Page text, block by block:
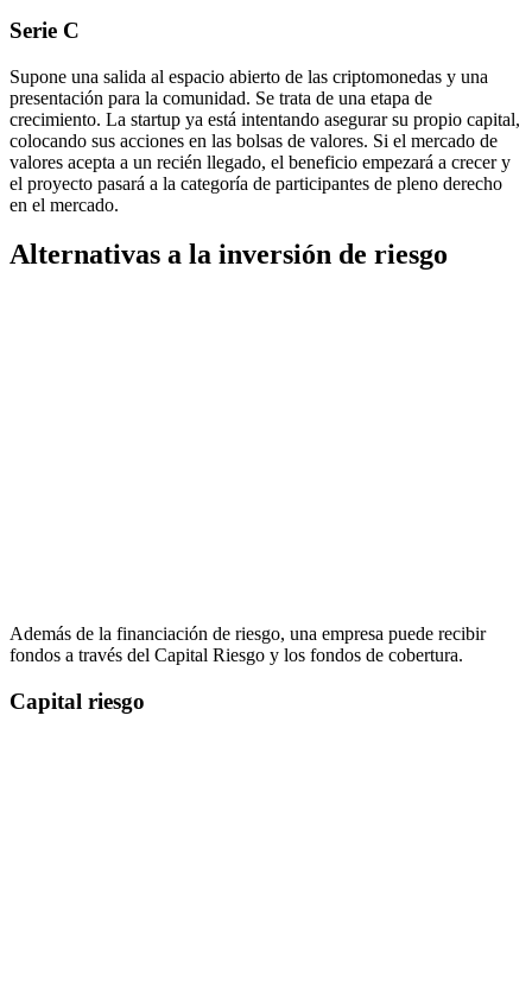
Serie C
Supone una salida al espacio abierto de las criptomonedas y una
presentación para la comunidad. Se trata de una etapa de
crecimiento. La startup ya está intentando asegurar su propio capital,
colocando sus acciones en las bolsas de valores. Si el mercado de
valores acepta a un recién llegado, el beneficio empezará a crecer y
el proyecto pasará a la categoría de participantes de pleno derecho
en el mercado.
Alternativas a la inversión de riesgo
Además de la financiación de riesgo, una empresa puede recibir
fondos a través del Capital Riesgo y los fondos de cobertura.
Capital riesgo